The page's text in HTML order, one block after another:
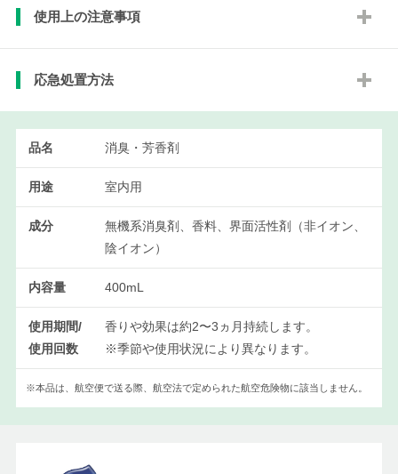
使用上の注意事項
応急処置方法
品名 消臭・芳香剤
用途 室内用
成分
無機系消臭剤、香料、界面活性剤（非イオン、
陰イオン）
内容量 400mL
使用期間/
使用回数
香りや効果は約2〜3ヵ月持続します。
※季節や使用状況により異なります。
※本品は、航空便で送る際、航空法で定められた航空危険物に該当しません。